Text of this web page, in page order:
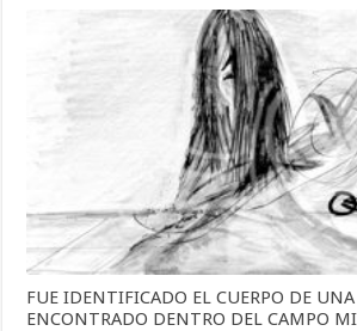
FUE IDENTIFICADO EL CUERPO DE UNA
ENCONTRADO DENTRO DEL CAMPO